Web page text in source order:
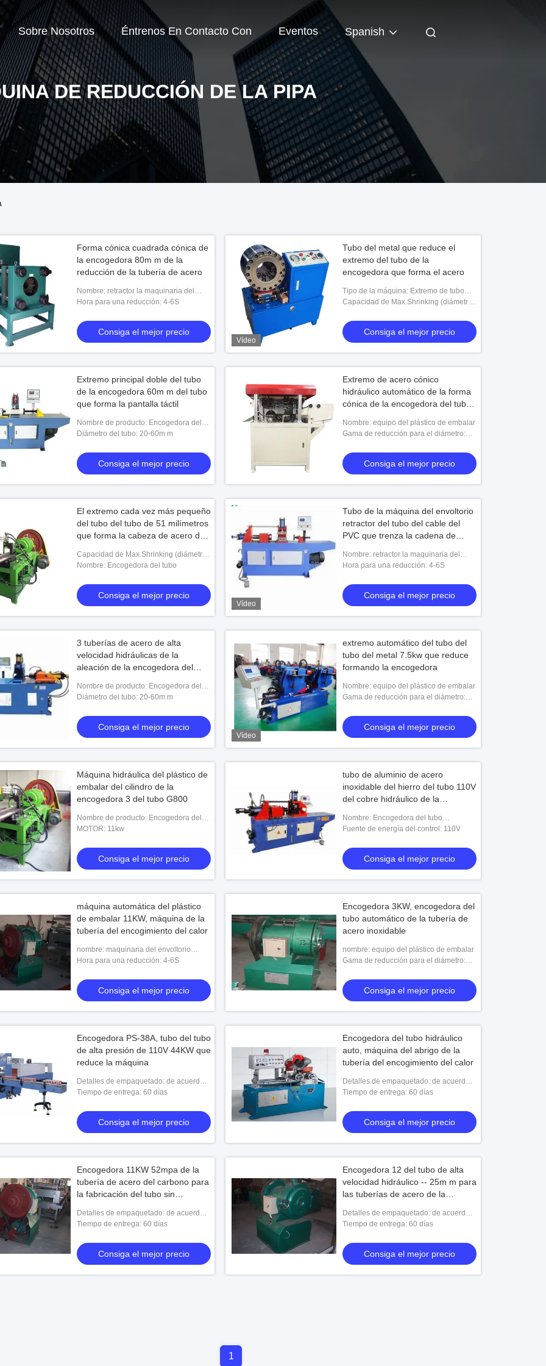
Sobre Nosotros Éntrenos En Contacto Con Eventos Spanish
DE REDUCCIÓN DE LA PIPA
automático
Forma cónica cuadrada cónica de
la encogedora 80m m de la
reducción de la tubería de acero
Nombre: retractor la maquinaria del
envoltorio
Hora para una reducción: 4-6S
Consiga el mejor precio
Vídeo
Tubo del metal que reduce el
extremo del tubo de la
encogedora que forma el acero
Tipo de la máquina: Extremo de tubo
que forma la máquina
Capacidad de Max.Shrinking (diámetro)
Consiga el mejor precio
Extremo principal doble del tubo
de la encogedora 60m m del tubo
que forma la pantalla táctil
Nombre de producto: Encogedora del
tubo hidráulico
Diámetro del tubo: 20-60m m
Consiga el mejor precio
Extremo de acero cónico
hidráulico automático de la forma
cónica de la encogedora del tubo
Nombre: equipo del plástico de embalar
Gama de reducción para el diámetro:
Consiga el mejor precio
El extremo cada vez más pequeño
del tubo del tubo de 51 milímetros
que forma la cabeza de acero de
Capacidad de Max.Shrinking (diámetro)
(milímetro): 51 milímetros
Nombre: Encogedora del tubo
Consiga el mejor precio
Vídeo
Tubo de la máquina del envoltorio
retractor del tubo del cable del
PVC que trenza la cadena de
Nombre: retractor la maquinaria del
envoltorio
Hora para una reducción: 4-6S
Consiga el mejor precio
3 tuberías de acero de alta
velocidad hidráulicas de la
aleación de la encogedora del
Nombre de producto: Encogedora del
tubo hidráulico
Diámetro del tubo: 20-60m m
Consiga el mejor precio
Vídeo
extremo automático del tubo del
tubo del metal 7.5kw que reduce
formando la encogedora
Nombre: equipo del plástico de embalar
Gama de reducción para el diámetro:
Consiga el mejor precio
Máquina hidráulica del plástico de
embalar del cilindro de la
encogedora 3 del tubo G800
Nombre de producto: Encogedora del
tubo
MOTOR: 11kw
Consiga el mejor precio
tubo de aluminio de acero
inoxidable del hierro del tubo 110V
del cobre hidráulico de la
Nombre: Encogedora del tubo
hidráulico
Fuente de energía del control: 110V
Consiga el mejor precio
máquina automática del plástico
de embalar 11KW, máquina de la
tubería del encogimiento del calor
nombre: maquinaria del envoltorio
retractor
Hora para una reducción: 4-6S
Consiga el mejor precio
Encogedora 3KW, encogedora del
tubo automático de la tubería de
acero inoxidable
nombre: equipo del plástico de embalar
Gama de reducción para el diámetro:
Consiga el mejor precio
Encogedora PS-38A, tubo del tubo
de alta presión de 110V 44KW que
reduce la máquina
Detalles de empaquetado: de acuerdo a
las solicitudes de los clientes
Tiempo de entrega: 60 días
Consiga el mejor precio
Encogedora del tubo hidráulico
auto, máquina del abrigo de la
tubería del encogimiento del calor
Detalles de empaquetado: de acuerdo a
las solicitudes de los clientes
Tiempo de entrega: 60 días
Consiga el mejor precio
Encogedora 11KW 52mpa de la
tubería de acero del carbono para
la fabricación del tubo sin
Detalles de empaquetado: de acuerdo a
las solicitudes de los clientes
Tiempo de entrega: 60 días
Consiga el mejor precio
Encogedora 12 del tubo de alta
velocidad hidráulico -- 25m m para
las tuberías de acero de la
Detalles de empaquetado: de acuerdo a
las solicitudes de los clientes
Tiempo de entrega: 60 días
Consiga el mejor precio
1